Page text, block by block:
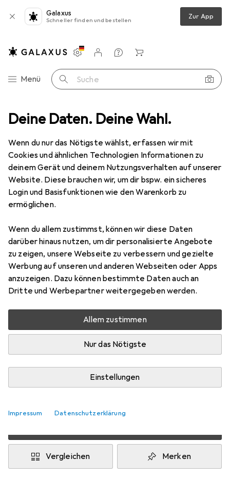
Deine Daten. Deine Wahl.
Wenn du nur das Nötigste wählst, erfassen wir mit
Cookies und ähnlichen Technologien Informationen zu
deinem Gerät und deinem Nutzungsverhalten auf unserer
Website. Diese brauchen wir, um dir bspw. ein sicheres
Login und Basisfunktionen wie den Warenkorb zu
ermöglichen.
Wenn du allem zustimmst, können wir diese Daten
darüber hinaus nutzen, um dir personalisierte Angebote
zu zeigen, unsere Webseite zu verbessern und gezielte
Werbung auf unseren und anderen Webseiten oder Apps
anzuzeigen. Dazu können bestimmte Daten auch an
Dritte und Werbepartner weitergegeben werden.
Allem zustimmen
Nur das Nötigste
Einstellungen
Impressum Datenschutzerklärung
Galaxus
Schneller finden und bestellen Zur App
Navigation nach Kategorien
Menü Suche
Einstellungen
Kundenkonto
Vergleichslisten
Merklisten
Warenkorb
Lichttechnik Scheinwerfer ROOT® PAR BATTERY 5 x
10 Bilder
ROOT® PAR BATTERY 5 x
Preis in EUR inkl. MwSt.
EUR
223,99
Bewertungen Marke
Mehr von Cameo
Zwischen Di, 8.9. und Di, 22.9. geliefert
Mehr als 10 Stück an Lager beim Drittanbieter
Benachrichtigen, wenn schneller verfügbar
Lieferort angeben für genaue Lieferzeit
Angebot von i
Vergleichen Merken